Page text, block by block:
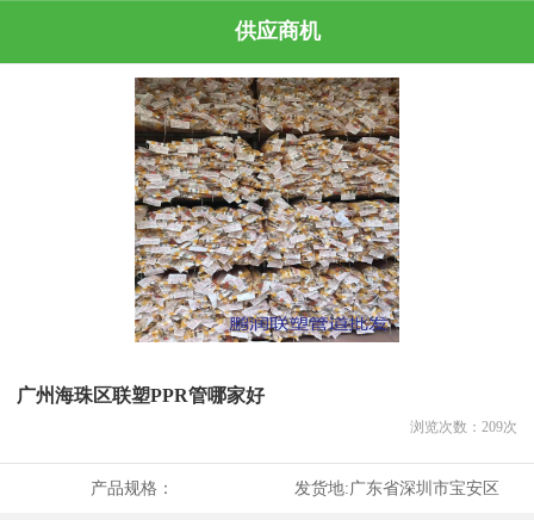
供应商机
广州海珠区联塑PPR管哪家好
浏览次数： 209次
产品规格： 发货地:广东省深圳市宝安区